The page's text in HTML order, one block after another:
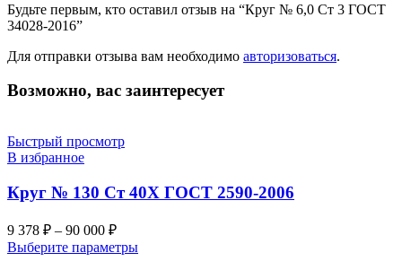
Будьте первым, кто оставил отзыв на “Круг № 6,0 Ст 3 ГОСТ
34028-2016”
Для отправки отзыва вам необходимо авторизоваться.
Возможно, вас заинтересует
Быстрый просмотр
В избранное
Круг № 130 Ст 40Х ГОСТ 2590-2006
9 378 ₽ – 90 000 ₽
Выберите параметры